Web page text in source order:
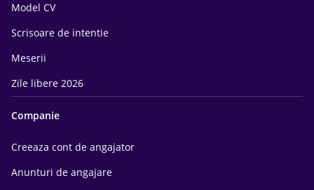
Model CV
Scrisoare de intentie
Meserii
Zile libere 2026
Companie
Creeaza cont de angajator
Anunturi de angajare